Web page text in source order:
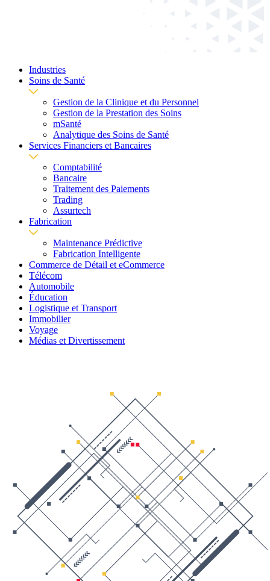
Industries
Soins de Santé
Gestion de la Clinique et du Personnel
Gestion de la Prestation des Soins
mSanté
Analytique des Soins de Santé
Services Financiers et Bancaires
Comptabilité
Bancaire
Traitement des Paiements
Trading
Assurtech
Fabrication
Maintenance Prédictive
Fabrication Intelligente
Commerce de Détail et eCommerce
Télécom
Automobile
Éducation
Logistique et Transport
Immobilier
Voyage
Médias et Divertissement